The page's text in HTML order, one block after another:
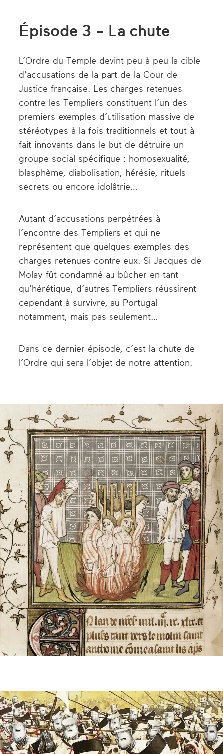
Épisode 3 - La chute
L’Ordre du Temple devint peu à peu la cible
d’accusations de la part de la Cour de
Justice française. Les charges retenues
contre les Templiers constituent l’un des
premiers exemples d’utilisation massive de
stéréotypes à la fois traditionnels et tout à
fait innovants dans le but de détruire un
groupe social spécifique : homosexualité,
blasphème, diabolisation, hérésie, rituels
secrets ou encore idolâtrie…
Autant d’accusations perpétrées à
l’encontre des Templiers et qui ne
représentent que quelques exemples des
charges retenues contre eux. Si Jacques de
Molay fût condamné au bûcher en tant
qu’hérétique, d’autres Templiers réussirent
cependant à survivre, au Portugal
notamment, mais pas seulement…
Dans ce dernier épisode, c’est la chute de
l’Ordre qui sera l’objet de notre attention.